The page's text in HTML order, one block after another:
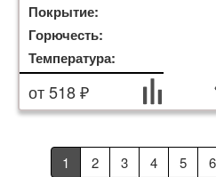
Покрытие:
Горючесть:
Температура:
от 518 ₽
1 2 3 4 5 6